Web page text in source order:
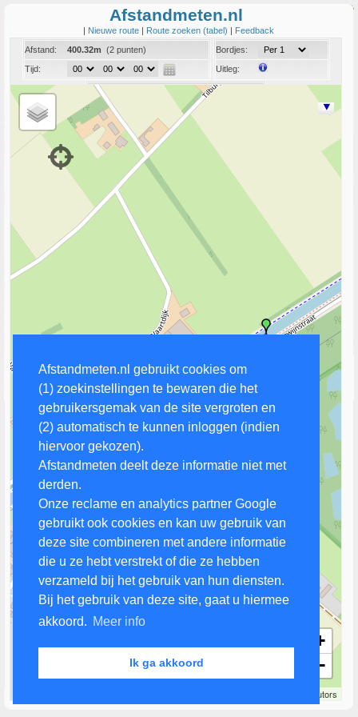
Afstandmeten.nl gebruikt cookies om
(1) zoekinstellingen te bewaren die het
gebruikersgemak van de site vergroten en
(2) automatisch te kunnen inloggen (indien
hiervoor gekozen).
Afstandmeten deelt deze informatie niet met
derden.
Onze reclame en analytics partner Google
gebruikt ook cookies en kan uw gebruik van
deze site combineren met andere informatie
die u ze hebt verstrekt of die ze hebben
verzameld bij het gebruik van hun diensten.
Bij het gebruik van deze site, gaat u hiermee
akkoord. Meer info
Ik ga akkoord
Afstandmeten.nl
| Nieuwe route | Route zoeken (tabel) | Feedback
Afstand:
400.32m (2 punten)
Tijd:
Bordjes:
Uitleg:
Coord:
Info:Link naar deze route
+
−
contributors